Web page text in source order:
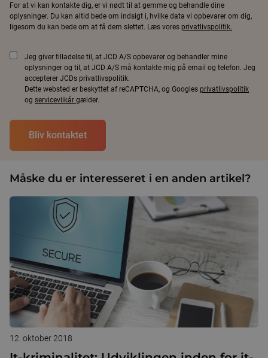
For at vi kan kontakte dig, er vi nødt til at gemme og behandle dine
oplysninger. Du kan altid bede om indsigt i, hvilke data vi opbevarer om dig,
ligesom du kan bede om at få dem slettet. Læs vores privatlivspolitik.
Jeg giver tilladelse til, at JCD A/S opbevarer og behandler mine
oplysninger og til, at JCD A/S må kontakte mig på email og telefon. Jeg
accepterer JCDs privatlivspolitik.
Dette websted er beskyttet af reCAPTCHA, og Googles privatlivspolitik
og servicevilkår gælder.
Måske du er interesseret i en anden artikel?
12. oktober 2018